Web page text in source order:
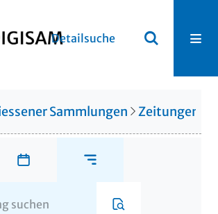
Detailsuche
Sammlungen Zeitungen